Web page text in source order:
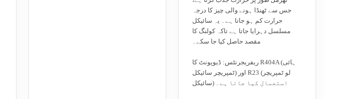
جس سے ٹھنڈا ہونے والی چیز کا درجہ
حرارت کم ہو جاتا ہے۔ یہ سائیکل
مسلسل دہرایا جاتا ہے تاکہ کولنگ کا
مقصد حاصل کیا جا سکے۔
ریفریجرنٹس: ڈیوپونٹ کا R404A (ہائی
ٹمپریچر سائیکل) اور R23 (لو ٹمپریچر
سائیکل) استعمال کیا جاتا ہے۔